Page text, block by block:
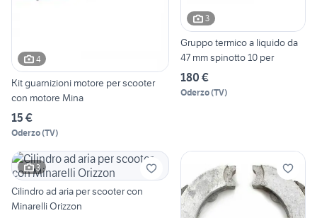
4
Kit guarnizioni motore per scooter
con motore Mina
15 €
Oderzo(TV)
3
Gruppo termico a liquido da
47 mm spinotto 10 per
180 €
Oderzo(TV)
3
Cilindro ad aria per scooter con
Minarelli Orizzon